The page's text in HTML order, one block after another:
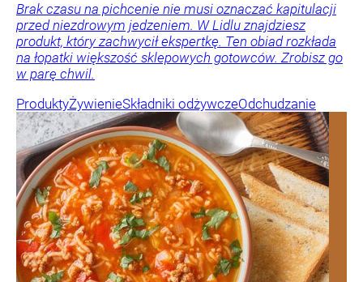
Brak czasu na pichcenie nie musi oznaczać kapitulacji
przed niezdrowym jedzeniem. W Lidlu znajdziesz
produkt, który zachwycił ekspertkę. Ten obiad rozkłada
na łopatki większość sklepowych gotowców. Zrobisz go
w parę chwil.
ProduktyŻywienieSkładniki odżywczeOdchudzanie